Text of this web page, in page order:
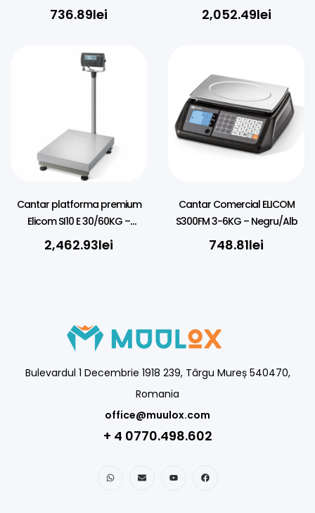
Negru/Alb
736.89lei
30X30CM
2,052.49lei
Cantar platforma premium
Elicom SI10 E 30/60KG –
40X50CM
2,462.93lei
Cantar Comercial ELICOM
S300FM 3-6KG – Negru/Alb
748.81lei
Bulevardul 1 Decembrie 1918 239, Târgu Mureș 540470,
Romania
office@muulox.com
+ 4 0770.498.602